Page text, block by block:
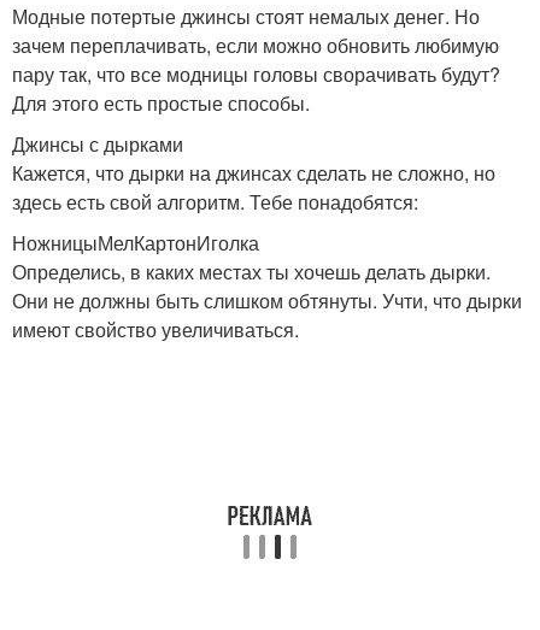
Модные потертые джинсы стоят немалых денег. Но
зачем переплачивать, если можно обновить любимую
пару так, что все модницы головы сворачивать будут?
Для этого есть простые способы.
Джинсы с дырками
Кажется, что дырки на джинсах сделать не сложно, но
здесь есть свой алгоритм. Тебе понадобятся:
НожницыМелКартонИголка
Определись, в каких местах ты хочешь делать дырки.
Они не должны быть слишком обтянуты. Учти, что дырки
имеют свойство увеличиваться.